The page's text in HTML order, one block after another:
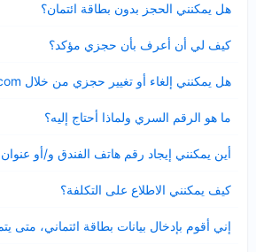
هل يمكنني الحجز بدون بطاقة ائتمان؟
مصغر
كيف لي أن أعرف بأن حجزي مؤكد؟
مصغر
هل يمكنني إلغاء أو تغيير حجزي من خلال Booking.com؟
مصغر
ما هو الرقم السري ولماذا أحتاج إليه؟
مصغر
أين يمكنني إيجاد رقم هاتف الفندق و/أو عنوان
عرض
مصغر
كيف يمكنني الاطلاع على التكلفة؟
مصغر
إني أقوم بإدخال بيانات بطاقة ائتماني، متى
مصغر